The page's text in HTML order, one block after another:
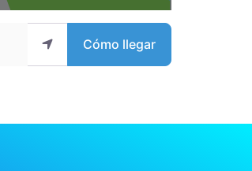
Cómo llegar